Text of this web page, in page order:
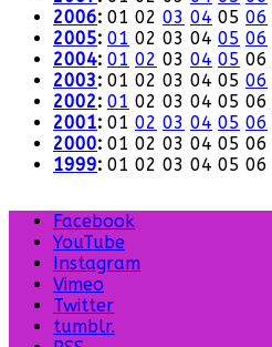
2006: 01 02 03 04 05 06
2005: 01 02 03 04 05 06
2004: 01 02 03 04 05 06
2003: 01 02 03 04 05 06
2002: 01 02 03 04 05 06
2001: 01 02 03 04 05 06
2000: 01 02 03 04 05 06
1999: 01 02 03 04 05 06
Facebook
YouTube
Instagram
Vimeo
Twitter
tumblr.